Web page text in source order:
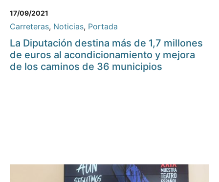
17/09/2021
Carreteras, Noticias, Portada
La Diputación destina más de 1,7 millones
de euros al acondicionamiento y mejora
de los caminos de 36 municipios